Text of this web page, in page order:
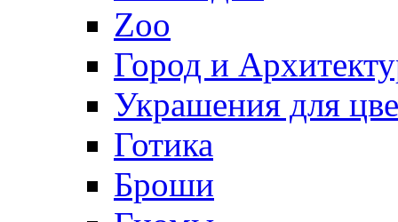
Zoo
Город и
Украшения для
Готика
Броши